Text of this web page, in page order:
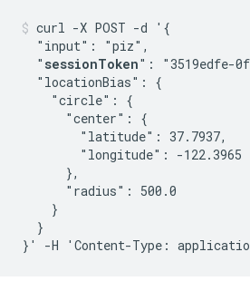
curl -X POST -d '{
  "input": "piz",
  "
sessionToken": "3519edfe-
  "locationBias": {
    "circle": {
      "center": {
        "latitude": 37.7937,
        "longitude": -122.3965
      },
      "radius": 500.0
    }
  }
}' -H 'Content-Type: